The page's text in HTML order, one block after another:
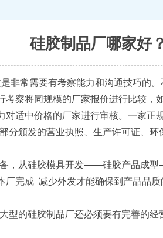
硅胶制品厂哪家好？
非常需要有考察能力和沟通技巧的
察将同规模的厂家报价进行比较
适中价格的厂家进行审核。一家正
颁发的营业执照、生产许可证、环
，从硅胶模具开发——硅胶产品
完成 减少外发才能确保到产品品质
的硅胶制品厂还必须要有完善的经